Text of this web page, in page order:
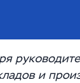
и
обучение
и